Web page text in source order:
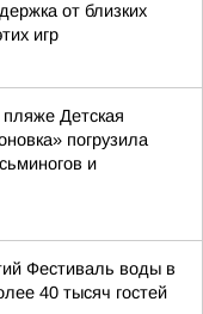
от близких
игр
Детская
погрузила
и
Фестиваль воды в
40 тысяч гостей